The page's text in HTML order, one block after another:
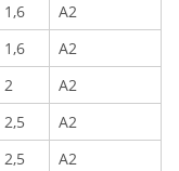
1,6
A2
1,6
A2
2
A2
2,5
A2
2,5
A2